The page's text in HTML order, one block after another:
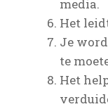
media.
Het
Je
te
Het